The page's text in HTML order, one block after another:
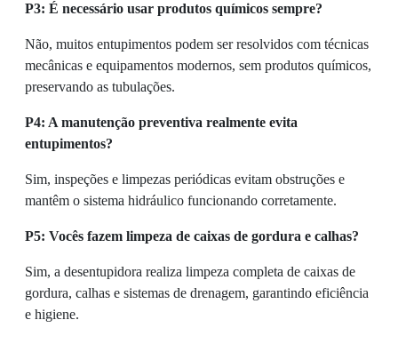
P3: É necessário usar produtos químicos sempre?
Não, muitos entupimentos podem ser resolvidos com técnicas
mecânicas e equipamentos modernos, sem produtos químicos,
preservando as tubulações.
P4: A manutenção preventiva realmente evita
entupimentos?
Sim, inspeções e limpezas periódicas evitam obstruções e
mantêm o sistema hidráulico funcionando corretamente.
P5: Vocês fazem limpeza de caixas de gordura e calhas?
Sim, a desentupidora realiza limpeza completa de caixas de
gordura, calhas e sistemas de drenagem, garantindo eficiência
e higiene.